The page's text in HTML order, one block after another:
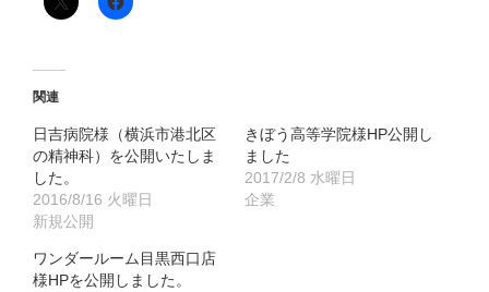
関連
日吉病院様（横浜市港北区
の精神科）を公開いたしま
した。
2016/8/16 火曜日
新規公開
きぼう高等学院様HP公開し
ました
2017/2/8 水曜日
企業
ワンダールーム目黒西口店
様HPを公開しました。